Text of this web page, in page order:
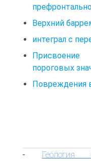
Верхний
интеграл с
пороговых
Повреждения
- Геология